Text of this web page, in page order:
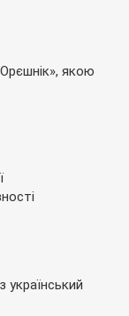
якою
український